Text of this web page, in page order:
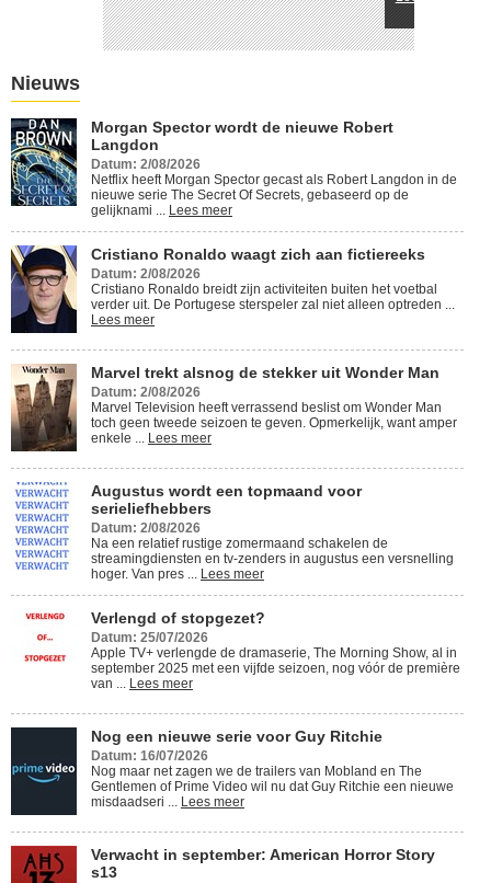
Nieuws
Morgan Spector wordt de nieuwe Robert
Langdon
Datum: 2/08/2026
Netflix heeft Morgan Spector gecast als Robert Langdon in de
nieuwe serie The Secret Of Secrets, gebaseerd op de
gelijknami ... Lees meer
Cristiano Ronaldo waagt zich aan fictiereeks
Datum: 2/08/2026
Cristiano Ronaldo breidt zijn activiteiten buiten het voetbal
verder uit. De Portugese sterspeler zal niet alleen optreden ...
Lees meer
Marvel trekt alsnog de stekker uit Wonder Man
Datum: 2/08/2026
Marvel Television heeft verrassend beslist om Wonder Man
toch geen tweede seizoen te geven. Opmerkelijk, want amper
enkele ... Lees meer
Augustus wordt een topmaand voor
serieliefhebbers
Datum: 2/08/2026
Na een relatief rustige zomermaand schakelen de
streamingdiensten en tv-zenders in augustus een versnelling
hoger. Van pres ... Lees meer
Verlengd of stopgezet?
Datum: 25/07/2026
Apple TV+ verlengde de dramaserie, The Morning Show, al in
september 2025 met een vijfde seizoen, nog vóór de première
van ... Lees meer
Nog een nieuwe serie voor Guy Ritchie
Datum: 16/07/2026
Nog maar net zagen we de trailers van Mobland en The
Gentlemen of Prime Video wil nu dat Guy Ritchie een nieuwe
misdaadseri ... Lees meer
Verwacht in september: American Horror Story
s13